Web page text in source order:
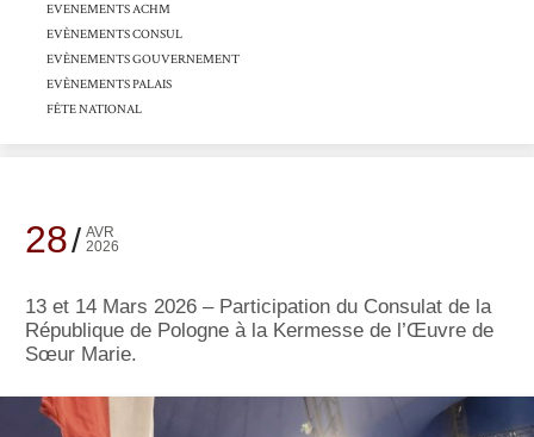
EVENEMENTS ACHM
EVÈNEMENTS CONSUL
EVÈNEMENTS GOUVERNEMENT
EVÈNEMENTS PALAIS
FÊTE NATIONAL
28
AVR
2026
13 et 14 Mars 2026 – Participation du Consulat de la
République de Pologne à la Kermesse de l’Œuvre de
Sœur Marie.